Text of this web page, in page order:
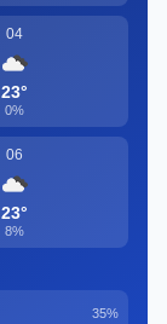
04
23°
0%
06
23°
8%
35%